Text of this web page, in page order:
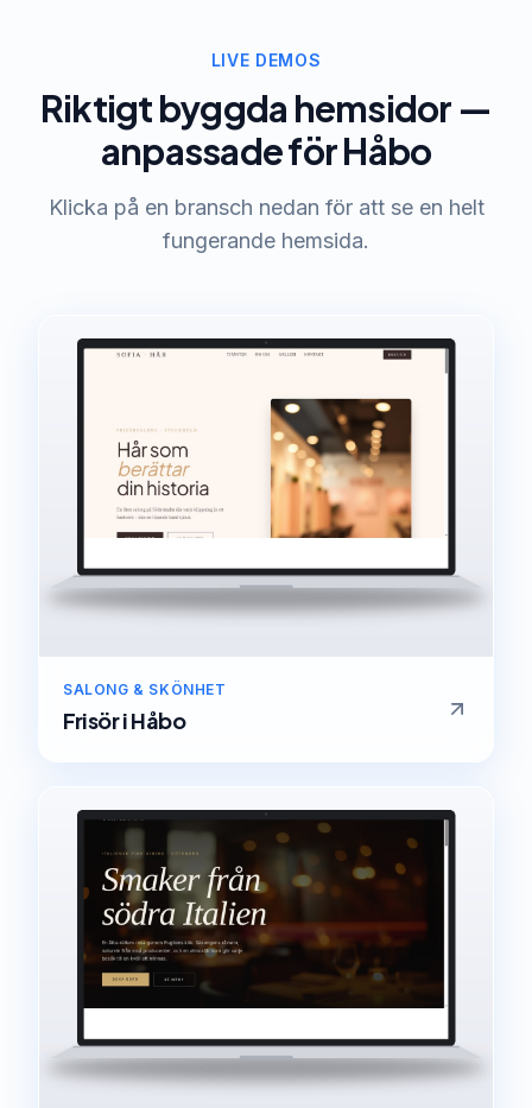
LIVE DEMOS
Riktigt byggda hemsidor —
anpassade för Håbo
Klicka på en bransch nedan för att se en helt
fungerande hemsida.
SALONG & SKÖNHET
FrisöriHåbo